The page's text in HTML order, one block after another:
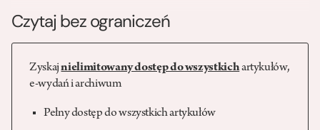
Czytaj bez ograniczeń
Zyskajnielimitowany dostęp do wszystkichartykułów,
e-wydań i archiwum
Pełny dostęp do wszystkich artykułów